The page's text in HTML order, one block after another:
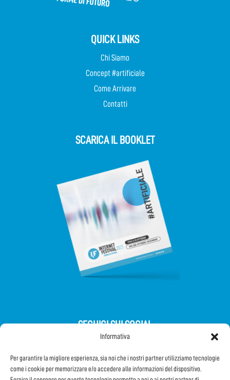
Informativa
Per garantire la migliore esperienza, sia noi che i nostri partner utilizziamo tecnologie
come i cookie per memorizzare e/o accedere alle informazioni del dispositivo.
QUICK LINKS
Chi Siamo
Concept #artificiale
Come Arrivare
Contatti
SCARICA IL BOOKLET
SEGUICI SUI SOCIAL